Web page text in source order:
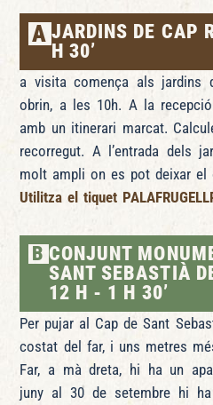
A JARDINS DE CAP
H 30’
a visita comença als jardins
obrin, a les 10h. A la
amb un itinerari marcat.
recorregut. A l’entrada dels
molt ampli on es pot deixar el
Utilitza el tiquet
B CONJUNT
SANT SEBASTIÀ
12 H - 1 H 30’
Per pujar al Cap de Sant
costat del far, i uns metres
Far, a mà dreta, hi ha un
juny al 30 de setembre hi ha